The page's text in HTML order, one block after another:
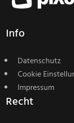
Info
Datenschutz
Cookie
Impressum
Recht